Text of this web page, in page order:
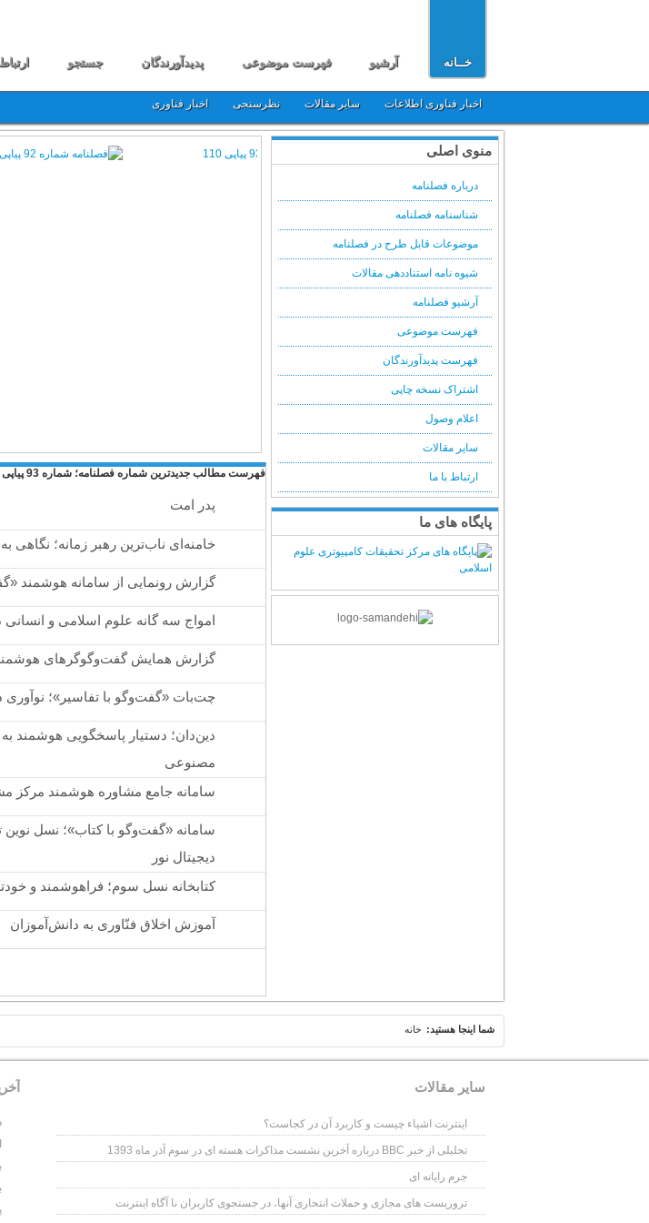
خــانه آرشیو فهرست موضوعی پدیدآورندگان جستجو
اخبار فناوری اطلاعات سایر مقالات نظرسنجی اخبار فناوری
فهرست مطالب جدیدترین شماره فصلنامه؛ شماره 93 پیاپی 110 ؛ زمستان 1404
پدر امت
خامنه‌ای ناب‌ترین رهبر زمانه؛ نگاهی
گزارش رونمایی از سامانه هوشمند
امواج سه گانه علوم اسلامی و انسانی
گزارش همایش گفت‌وگوگرهای
چت‌بات «گفت‌وگو با تفاسیر»؛ نوآوری
دین‌دان؛ دستیار پاسخگویی هوشمند
مصنوعی
سامانه جامع مشاوره هوشمند مرکز
سامانه «گفت‌وگو با کتاب»؛ نسل نوین
دیجیتال نور
کتابخانه نسل سوم؛ فراهوشمند و
آموزش اخلاق فنّاوری به دانش‌آموزان
منوی اصلی
درباره فصلنامه
شناسنامه فصلنامه
موضوعات قابل طرح در فصلنامه
شیوه نامه استناددهی مقالات
آرشیو فصلنامه
فهرست موضوعی
فهرست پدیدآورندگان
اشتراک نسخه چاپی
اعلام وصول
سایر مقالات
ارتباط با ما
پایگاه های ما
شما اينجا هستيد: خانه
سایر مقالات
اینترنت اشیاء چیست و کاربرد آن در کجاست؟
تحلیلی از خبر BBC درباره آخرین نشست مذاکرات هسته ای در سوم آذر ماه 1393
جرم رایانه ای
تروریست های مجازی و حملات انتحاری آنها، در جستجوی کاربران نا آگاه اینترنت